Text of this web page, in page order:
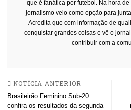
que é fanática por futebol. Na hora
jornalismo veio como opção para
Acredita que com informação de
conquistar grandes coisas e vê o
contribuir com a
NOTÍCIA ANTERIOR
Brasileirão Feminino Sub-20:
confira os resultados da segunda